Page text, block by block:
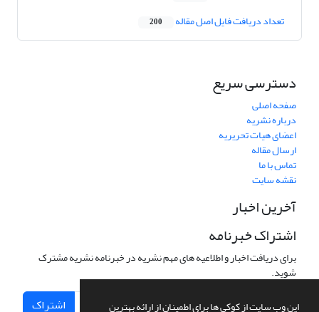
این وب سایت از کوکی ها برای اطمینان از ارائه بهترین
تعداد دریافت فایل اصل مقاله 200
دسترسی سریع
صفحه اصلی
درباره نشریه
اعضای هیات تحریریه
ارسال مقاله
تماس با ما
نقشه سایت
آخرین اخبار
اشتراک خبرنامه
برای دریافت اخبار و اطلاعیه های مهم نشریه در خبرنامه نشریه مشترک
شوید.
اشتراک